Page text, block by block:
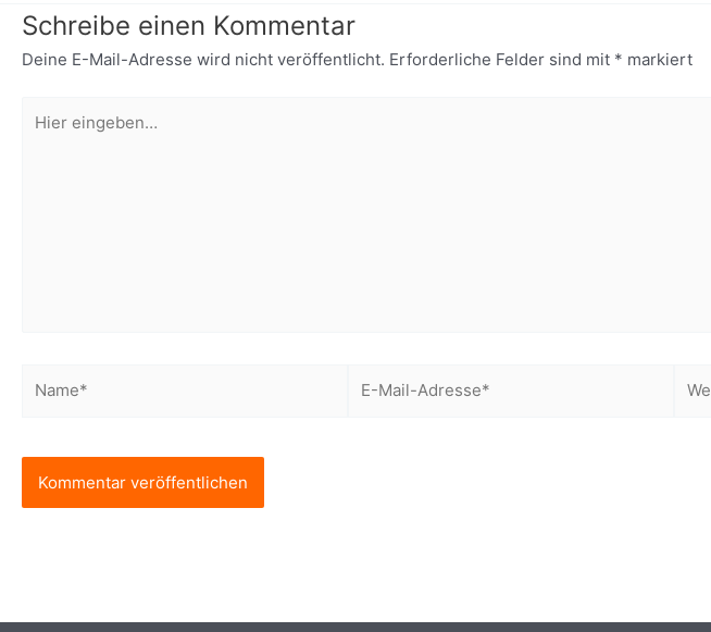
Schreibe einen Kommentar
Deine E-Mail-Adresse wird nicht veröffentlicht. Erforderliche Felder sind mit * markiert
eingeben…
Mail-